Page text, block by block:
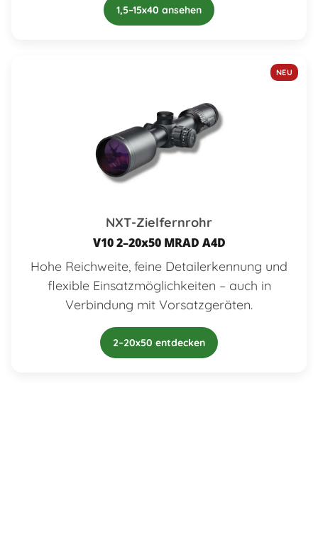
1,5–15x40 ansehen
NEU
NXT-Zielfernrohr
V10 2–20x50 MRAD A4D
Hohe Reichweite, feine Detailerkennung und
flexible Einsatzmöglichkeiten – auch in
Verbindung mit Vorsatzgeräten.
2–20x50 entdecken